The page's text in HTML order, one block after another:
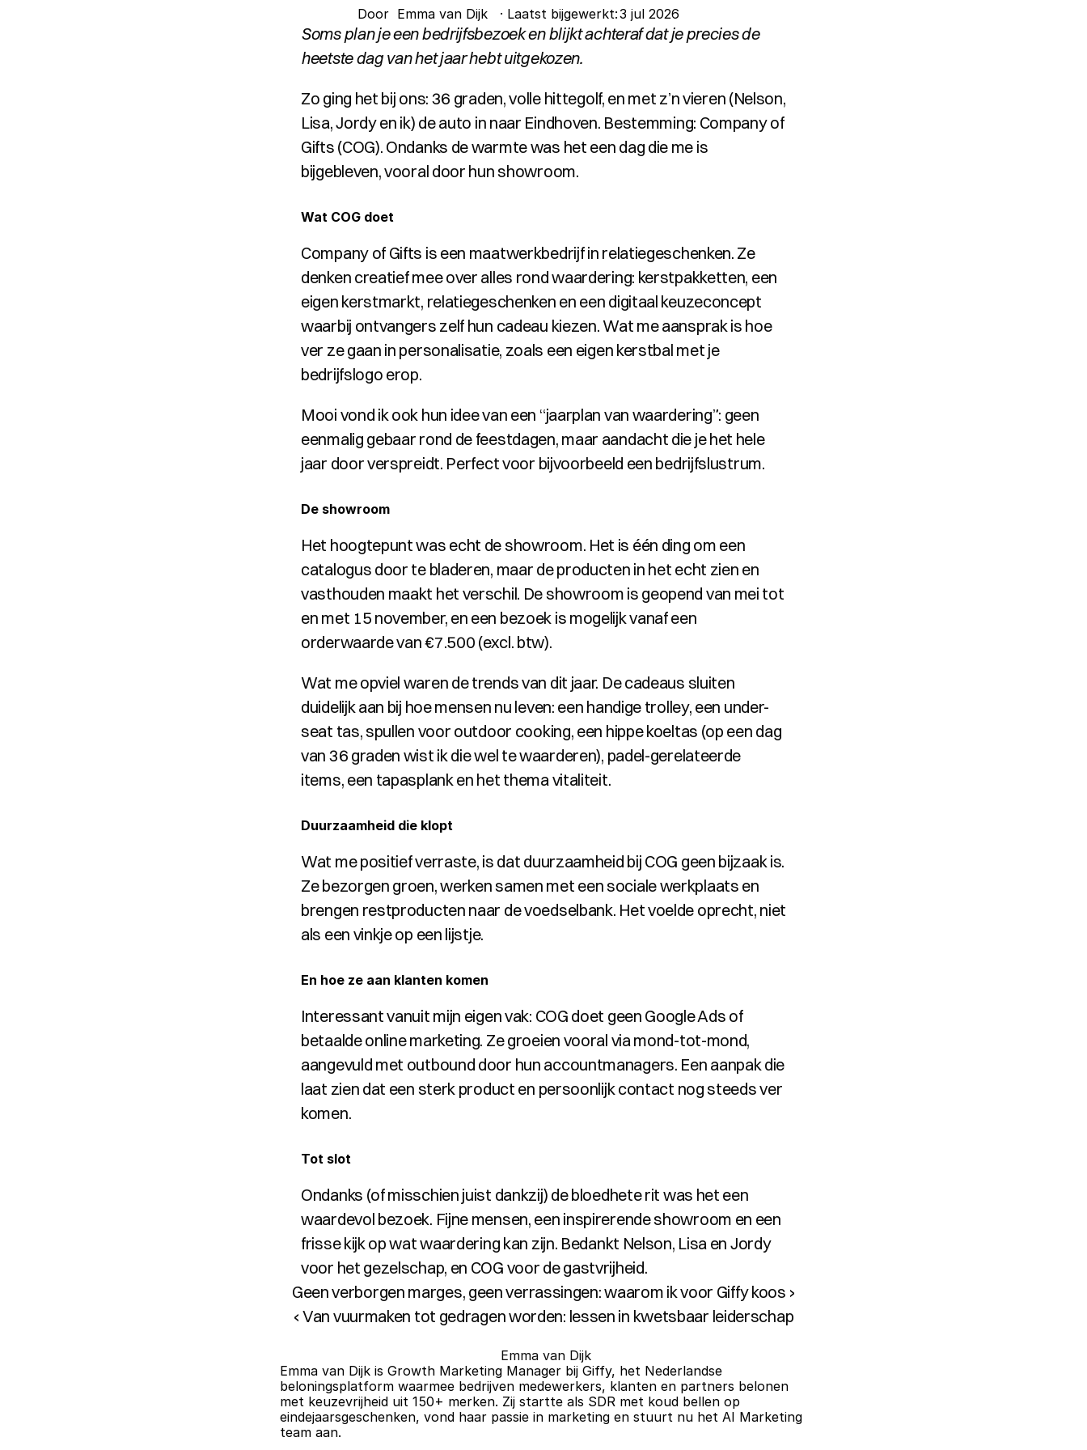
Emma van Dijk
Door · Laatst bijgewerkt:3 jul 2026
Soms plan je een bedrijfsbezoek en blijkt achteraf dat je precies de
heetste dag van het jaar hebt uitgekozen.
Zo ging het bij ons: 36 graden, volle hittegolf, en met z’n vieren (Nelson,
Lisa, Jordy en ik) de auto in naar Eindhoven. Bestemming: Company of
Gifts (COG). Ondanks de warmte was het een dag die me is
bijgebleven, vooral door hun showroom.
Wat COG doet
Company of Gifts is een maatwerkbedrijf in relatiegeschenken. Ze
denken creatief mee over alles rond waardering: kerstpakketten, een
eigen kerstmarkt, relatiegeschenken en een digitaal keuzeconcept
waarbij ontvangers zelf hun cadeau kiezen. Wat me aansprak is hoe
ver ze gaan in personalisatie, zoals een eigen kerstbal met je
bedrijfslogo erop.
Mooi vond ik ook hun idee van een “jaarplan van waardering”: geen
eenmalig gebaar rond de feestdagen, maar aandacht die je het hele
jaar door verspreidt. Perfect voor bijvoorbeeld een bedrijfslustrum.
De showroom
Het hoogtepunt was echt de showroom. Het is één ding om een
catalogus door te bladeren, maar de producten in het echt zien en
vasthouden maakt het verschil. De showroom is geopend van mei tot
en met 15 november, en een bezoek is mogelijk vanaf een
orderwaarde van €7.500 (excl. btw).
Wat me opviel waren de trends van dit jaar. De cadeaus sluiten
duidelijk aan bij hoe mensen nu leven: een handige trolley, een under-
seat tas, spullen voor outdoor cooking, een hippe koeltas (op een dag
van 36 graden wist ik die wel te waarderen), padel-gerelateerde
items, een tapasplank en het thema vitaliteit.
Duurzaamheid die klopt
Wat me positief verraste, is dat duurzaamheid bij COG geen bijzaak is.
Ze bezorgen groen, werken samen met een sociale werkplaats en
brengen restproducten naar de voedselbank. Het voelde oprecht, niet
als een vinkje op een lijstje.
En hoe ze aan klanten komen
Interessant vanuit mijn eigen vak: COG doet geen Google Ads of
betaalde online marketing. Ze groeien vooral via mond-tot-mond,
aangevuld met outbound door hun accountmanagers. Een aanpak die
laat zien dat een sterk product en persoonlijk contact nog steeds ver
komen.
Tot slot
Ondanks (of misschien juist dankzij) de bloedhete rit was het een
waardevol bezoek. Fijne mensen, een inspirerende showroom en een
frisse kijk op wat waardering kan zijn. Bedankt Nelson, Lisa en Jordy
voor het gezelschap, en COG voor de gastvrijheid.
Geen verborgen marges, geen verrassingen: waarom ik voor Giffy koos ›
‹ Van vuurmaken tot gedragen worden: lessen in kwetsbaar leiderschap
Emma van Dijk
Emma van Dijk is Growth Marketing Manager bij Giffy, het Nederlandse
beloningsplatform waarmee bedrijven medewerkers, klanten en partners belonen
met keuzevrijheid uit 150+ merken. Zij startte als SDR met koud bellen op
eindejaarsgeschenken, vond haar passie in marketing en stuurt nu het AI Marketing
team aan.